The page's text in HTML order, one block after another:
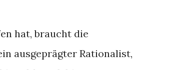
hat, braucht die
ausgeprägter Rationalist,